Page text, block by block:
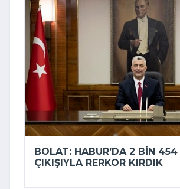
BOLAT: HABUR’DA 2 BIN
ÇIKIŞIYLA RERKOR KIRDIK